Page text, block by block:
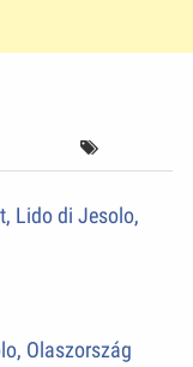
Lido di Jesolo,
Olaszország